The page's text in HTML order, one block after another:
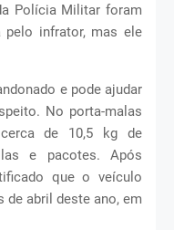
Polícia Militar foram
pelo infrator, mas ele
e pode ajudar
No porta-malas
de 10,5 kg de
e pacotes. Após
que o veículo
abril deste ano, em